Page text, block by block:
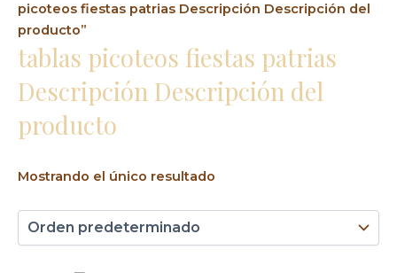
picoteos fiestas patrias Descripción Descripción del
producto”
tablas picoteos fiestas patrias
Descripción Descripción del
producto
Mostrando el único resultado